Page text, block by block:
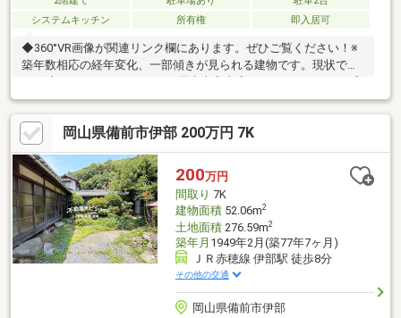
システムキッチン
所有権 即入居可
◆360°VR画像が関連リンク欄にあります。ぜひご覧ください！※
築年数相応の経年変化、一部傾きが見られる建物です。現状での
にお手伝いします。住宅ローンや火災保険のことはもちろん、リ
フォームや解体、不用品の片付けまで、暮らしにまつわるご相談
もお気軽にどうぞ。ワンストップで安心サポート！
◇◆◇────────────◇◆◇物件の見学予約、受付中！気に
なる方はお気軽にご連絡くださいお問合せ先【086-250-5930】ま
たは資料請求・来場予約ボタンから。
◇◆◇────────────◇◆◇
岡山県備前市伊部 200万円 7K
200万円
間取り 7K
建物面積52.06m2
土地面積276.59m2
築年月 1949年2月(築77年7ヶ月)
ＪＲ赤穂線 伊部駅 徒歩8分
その他の交通
岡山県備前市伊部